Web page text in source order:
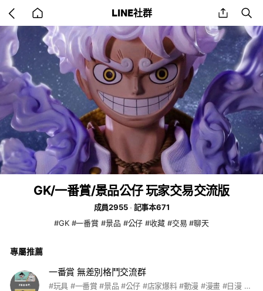
back
to
home
LINE社群 share
GK/一番賞/景品公仔 玩家交易交流版
成員2955
記事本671
#GK #一番賞 #景品 #公仔 #收藏 #交易 #聊天
專屬推薦
一番賞 無差別格鬥交流群
#玩具 #一番賞 #景品 #公仔 #店家爆料 #動漫 #漫畫 #日漫 #七龍珠 #海賊王 #火影忍者 #鬼滅之刃 #我的英雄學院 #進擊的巨人 #我的英雄學院 #咒術迴戰